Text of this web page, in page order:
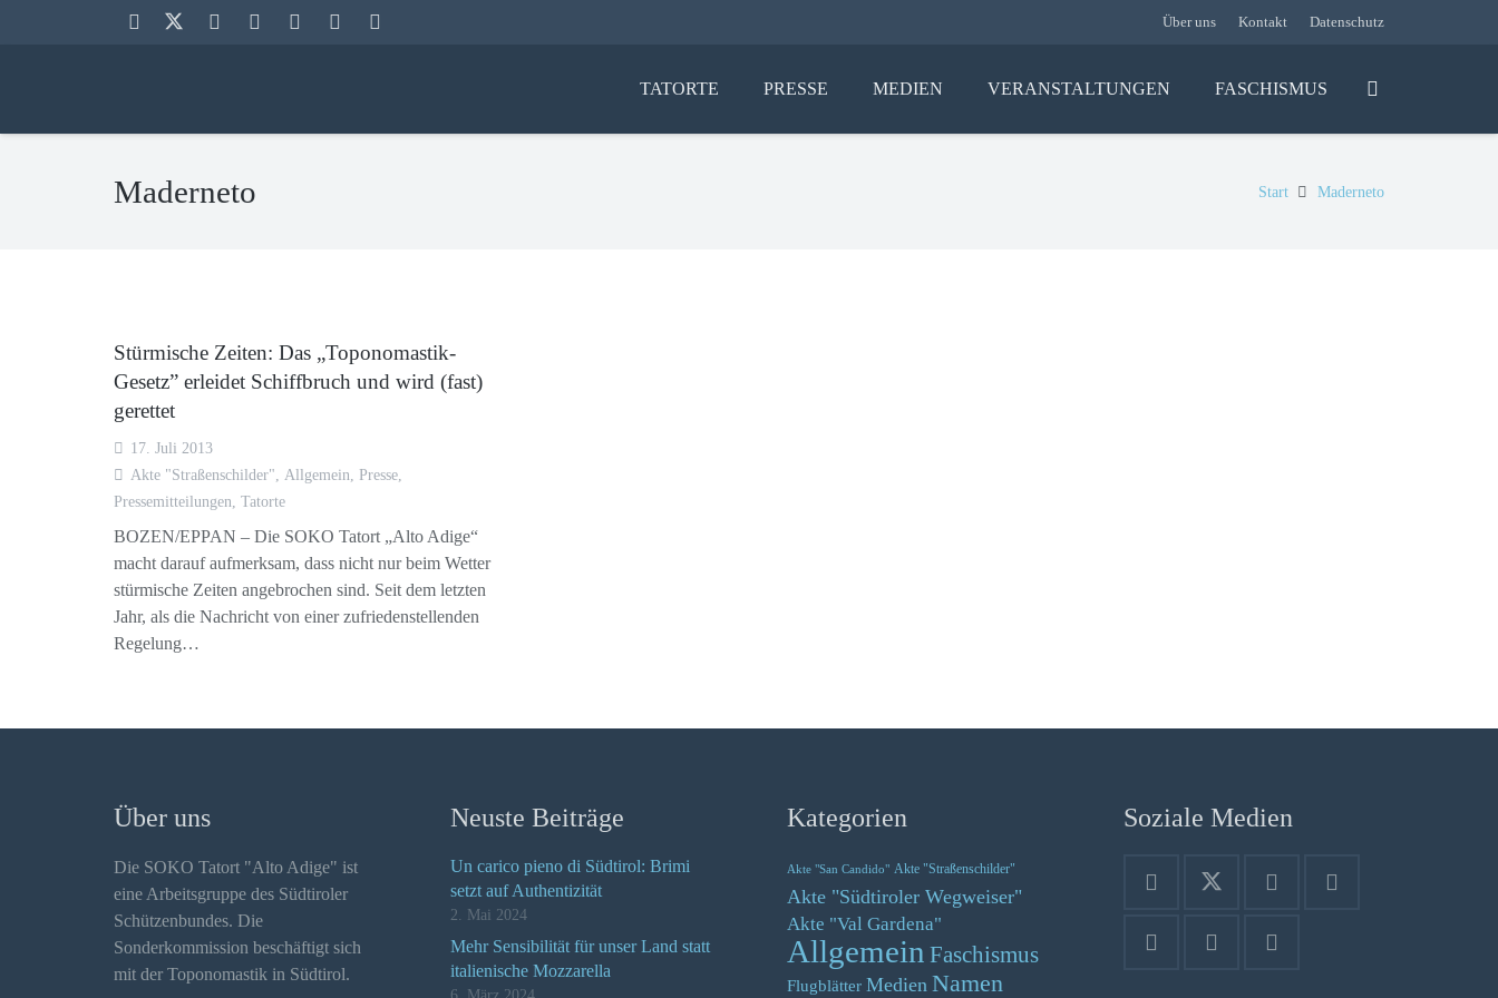
Über uns Kontakt Datenschutz
TATORTE PRESSE MEDIEN VERANSTALTUNGEN FASCHISMUS
Maderneto Start Maderneto
Stürmische Zeiten: Das „Toponomastik-
Gesetz” erleidet Schiffbruch und wird (fast)
gerettet
17. Juli 2013
Akte "Straßenschilder"
Allgemein Presse,
Pressemitteilungen Tatorte
BOZEN/EPPAN – Die SOKO Tatort „Alto Adige“
macht darauf aufmerksam, dass nicht nur beim Wetter
stürmische Zeiten angebrochen sind. Seit dem letzten
Jahr, als die Nachricht von einer zufriedenstellenden
Regelung…
Über uns
Die SOKO Tatort "Alto Adige" ist
eine Arbeitsgruppe des Südtiroler
Schützenbundes. Die
Sonderkommission beschäftigt sich
mit der Toponomastik in Südtirol.
Neuste Beiträge
Un carico pieno di Südtirol: Brimi
setzt auf Authentizität
2. Mai 2024
Mehr Sensibilität für unser Land statt
italienische Mozzarella
Kategorien
Akte "San Candido" Akte "Straßenschilder"
Akte "Südtiroler Wegweiser"
Akte "Val Gardena"
Allgemein Faschismus
Flugblätter Medien Namen
Soziale Medien